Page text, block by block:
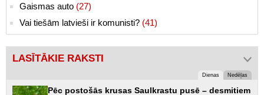
Gaismas auto (27)
Vai tiešām latvieši ir komunisti? (41)
LASĪTĀKIE RAKSTI
Dienas Nedēļas
Pēc postošās krusas Saulkrastu pusē – desmitiem